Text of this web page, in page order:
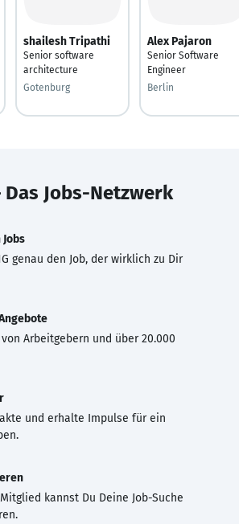
shailesh Tripathi
Senior software
architecture
Gotenburg
Alex Pajaron
Senior Software
Engineer
Berlin
Das Jobs-Netzwerk
genau den Job, der wirklich zu Dir
Arbeitgebern und über 20.000
und erhalte Impulse für ein
kannst Du Deine Job-Suche